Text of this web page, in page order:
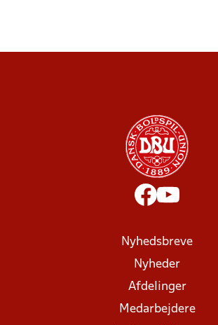
Nyhedsbreve
Nyheder
Afdelinger
Medarbejdere